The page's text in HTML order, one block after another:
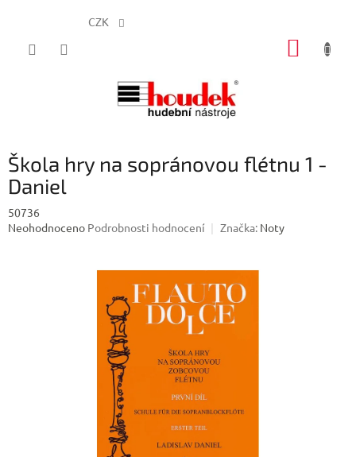
CZK
Škola hry na sopránovou flétnu 1 -
Daniel
50736
Průměrné
Neohodnoceno Podrobnosti hodnocení Značka: Noty